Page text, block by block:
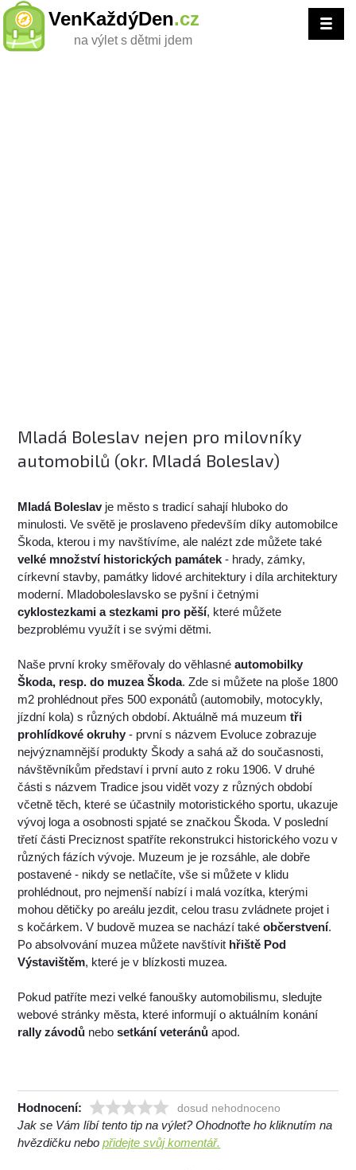
VenKaždýDen.cz
na výlet s dětmi jdem
Mladá Boleslav nejen pro milovníky
automobilů (okr. Mladá Boleslav)
Mladá Boleslavje město s tradicí sahají hluboko do
minulosti. Ve světě je proslaveno především díky automobilce
Škoda, kterou i my navštívíme, ale nalézt zde můžete také
velké množství historických památek - hrady, zámky,
církevní stavby, památky lidové architektury i díla architektury
moderní. Mladoboleslavsko se pyšní i četnými
cyklostezkami a stezkami pro pěší, které můžete
bezproblému využít i se svými dětmi.
Naše první kroky směřovaly do věhlasnéautomobilky
Škoda, resp. do muzea Škoda. Zde si můžete na ploše 1800
m2 prohlédnout přes 500 exponátů (automobily, motocykly,
jízdní kola) s různých období. Aktuálně má muzeumtři
prohlídkové okruhy - první s názvem Evoluce zobrazuje
nejvýznamnější produkty Škody a sahá až do současnosti,
návštěvníkům představí i první auto z roku 1906. V druhé
části s názvem Tradice jsou vidět vozy z různých období
včetně těch, které se účastnily motoristického sportu, ukazuje
vývoj loga a osobnosti spjaté se značkou Škoda. V poslední
třetí části Preciznost spatříte rekonstrukci historického vozu v
různých fázích vývoje. Muzeum je je rozsáhle, ale dobře
postavené - nikdy se netlačíte, vše si můžete v klidu
prohlédnout, pro nejmenší nabízí i malá vozítka, kterými
mohou dětičky po areálu jezdit, celou trasu zvládnete projet i
s kočárkem. V budově muzea se nachází takéobčerstvení.
Po absolvování muzea můžete navštívit hřiště Pod
Výstavištěm, které je v blízkosti muzea.
Pokud patříte mezi velké fanoušky automobilismu, sledujte
webové stránky města, které informují o aktuálním konání
rally závodů nebosetkání veteránů apod.
Hodnocení: dosud nehodnoceno
Jak se Vám líbí tento tip na výlet? Ohodnoťte ho kliknutím na
hvězdičku nebopřidejte svůj komentář.